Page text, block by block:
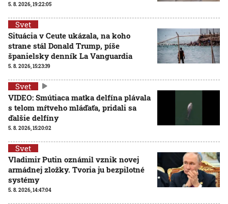
5. 8. 2026, 19:22:05
Svet
Situácia v Ceute ukázala, na koho
strane stál Donald Trump, píše
španielsky denník La Vanguardia
5. 8. 2026, 15:23:39
Svet
VIDEO: Smútiaca matka delfína plávala
s telom mŕtveho mláďaťa, pridali sa
ďalšie delfíny
5. 8. 2026, 15:20:02
Svet
Vladimir Putin oznámil vznik novej
armádnej zložky. Tvoria ju bezpilotné
systémy
5. 8. 2026, 14:47:04